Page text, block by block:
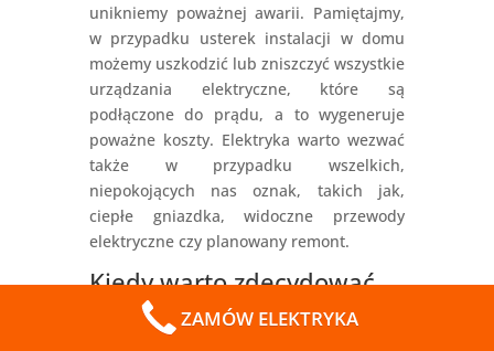
unikniemy poważnej awarii. Pamiętajmy,
w przypadku usterek instalacji w domu
możemy uszkodzić lub zniszczyć wszystkie
urządzania elektryczne, które są
podłączone do prądu, a to wygeneruje
poważne koszty. Elektryka warto wezwać
także w przypadku wszelkich,
niepokojących nas oznak, takich jak,
ciepłe gniazdka, widoczne przewody
elektryczne czy planowany remont.
Kiedy warto zdecydować
się na skorzystanie z
usługelektryk?
ZAMÓW ELEKTRYKA